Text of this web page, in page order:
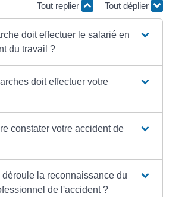
Tout replier Tout déplier
doit effectuer le salarié en
du travail ?
doit effectuer votre
constater votre accident de
déroule la reconnaissance du
de l'accident ?